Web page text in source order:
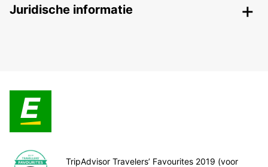
Juridische informatie
TripAdvisor Travelers’ Favourites 2019 (voor